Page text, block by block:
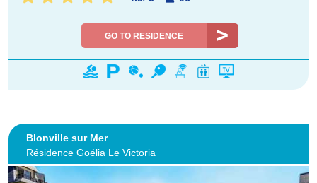
GO TO RESIDENCE
Blonville sur Mer
Résidence Goélia Le Victoria